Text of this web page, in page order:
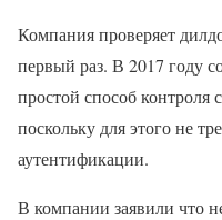
Компания проверяет
первый раз. В 2017 году
простой способ контроля
поскольку для этого не
аутентификации.
В компании заявили что